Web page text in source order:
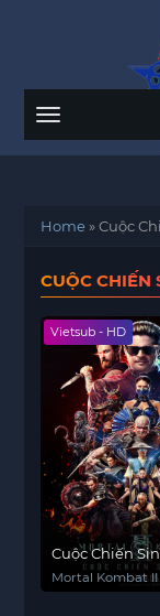
Menu
Home»Cuộc
CUỘC CHIẾN
Vietsub - HD
Cuộc Chiến
Mortal Kombat II